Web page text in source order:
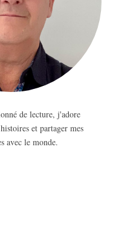
de lecture, j'adore
et partager mes
avec le monde.